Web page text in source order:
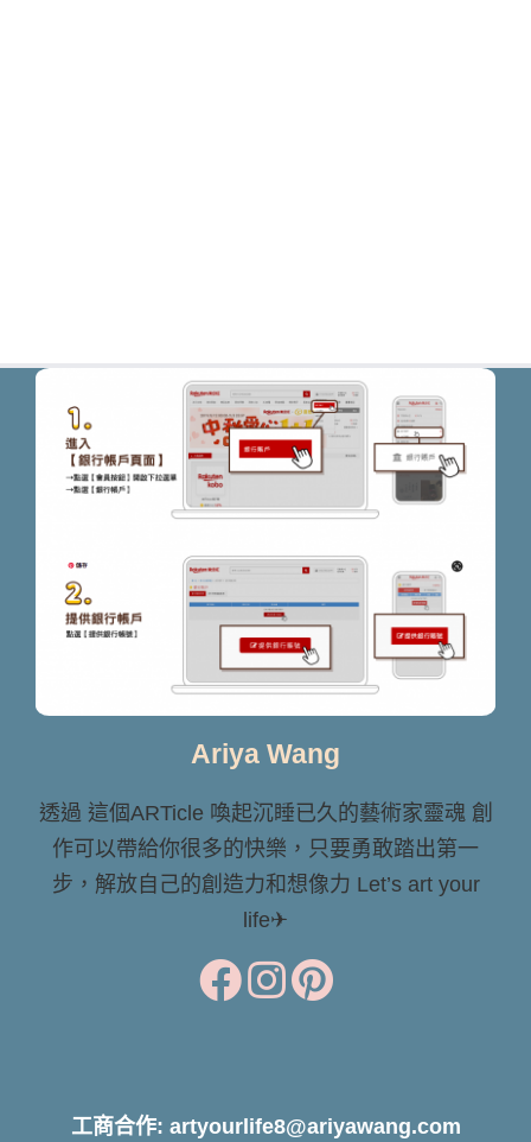
Ariya Wang
透過 這個ARTicle 喚起沉睡已久的藝術家靈魂 創
作可以帶給你很多的快樂，只要勇敢踏出第一
步，解放自己的創造力和想像力 Let’s art your
life✈
工商合作: artyourlife8@ariyawang.com